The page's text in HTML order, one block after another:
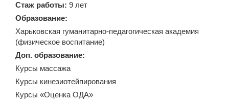
Стаж работы: 9 лет
Образование:
Харьковская гуманитарно-педагогическая академия
(физическое воспитание)
Доп. образование:
Курсы массажа
Курсы кинезиотейпирования
Курсы «Оценка ОДА»